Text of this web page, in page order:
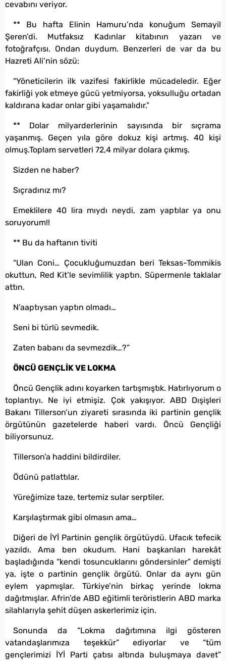
cevabını veriyor.
** Bu hafta Elinin Hamuru’nda konuğum Semayil
Şeren’di. Mutfaksız Kadınlar kitabının yazarı ve
fotoğrafçısı. Ondan duydum. Benzerleri de var da bu
Hazreti Ali’nin sözü:
“Yöneticilerin ilk vazifesi fakirlikle mücadeledir. Eğer
fakirliği yok etmeye gücü yetmiyorsa, yoksulluğu ortadan
kaldırana kadar onlar gibi yaşamalıdır.”
** Dolar milyarderlerinin sayısında bir sıçrama
yaşanmış. Geçen yıla göre dokuz kişi artmış. 40 kişi
olmuş.Toplam servetleri 72,4 milyar dolara çıkmış.
Sizden ne haber?
Sıçradınız mı?
Emeklilere 40 lira mıydı neydi, zam yaptılar ya onu
soruyorum!!
** Bu da haftanın tiviti
“Ulan Coni… Çocukluğumuzdan beri Teksas-Tommikis
okuttun, Red Kit’le sevimlilik yaptın. Süpermenle taklalar
attın.
N’aaptıysan yaptın olmadı…
Seni bi türlü sevmedik.
Zaten babanı da sevmezdik…?”
ÖNCÜ GENÇLİK VE LOKMA
Öncü Gençlik adını koyarken tartışmıştık. Hatırlıyorum o
toplantıyı. Ne iyi etmişiz. Çok yakışıyor. ABD Dışişleri
Bakanı Tillerson’un ziyareti sırasında iki partinin gençlik
örgütünün gazetelerde haberi vardı. Öncü Gençliği
biliyorsunuz.
Tillerson’a haddini bildirdiler.
Ödünü patlattılar.
Yüreğimize taze, tertemiz sular serptiler.
Karşılaştırmak gibi olmasın ama…
Diğeri de İYİ Partinin gençlik örgütüydü. Ufacık tefecik
yazıldı. Ama ben okudum. Hani başkanları harekât
başladığında “kendi tosuncuklarını göndersinler” demişti
ya, işte o partinin gençlik örgütü. Onlar da aynı gün
eylem yapmışlar. Türkiye’nin birkaç yerinde lokma
dağıtmışlar. Afrin’de ABD eğitimli teröristlerin ABD marka
silahlarıyla şehit düşen askerlerimiz için.
Sonunda da “Lokma dağıtımına ilgi gösteren
vatandaşlarımıza teşekkür” ediyorlar ve “tüm
gençlerimizi İYİ Parti çatısı altında buluşmaya davet”